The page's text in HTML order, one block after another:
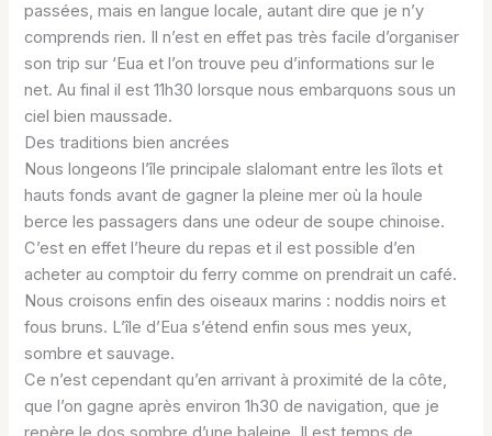
passées, mais en langue locale, autant dire que je n’y
comprends rien. Il n’est en effet pas très facile d’organiser
son trip sur ‘Eua et l’on trouve peu d’informations sur le
net. Au final il est 11h30 lorsque nous embarquons sous un
ciel bien maussade.
Des traditions bien ancrées
Nous longeons l’île principale slalomant entre les îlots et
hauts fonds avant de gagner la pleine mer où la houle
berce les passagers dans une odeur de soupe chinoise.
C’est en effet l’heure du repas et il est possible d’en
acheter au comptoir du ferry comme on prendrait un café.
Nous croisons enfin des oiseaux marins : noddis noirs et
fous bruns. L’île d’Eua s’étend enfin sous mes yeux,
sombre et sauvage.
Ce n’est cependant qu’en arrivant à proximité de la côte,
que l’on gagne après environ 1h30 de navigation, que je